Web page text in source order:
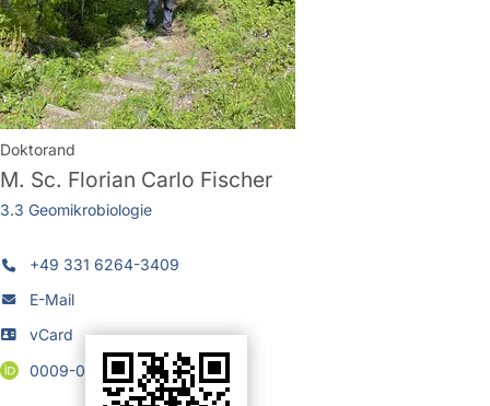
Doktorand
M. Sc. Florian Carlo Fischer
3.3 Geomikrobiologie
+49 331 6264-3409
E-Mail
vCard
0009-0003-9594-5460